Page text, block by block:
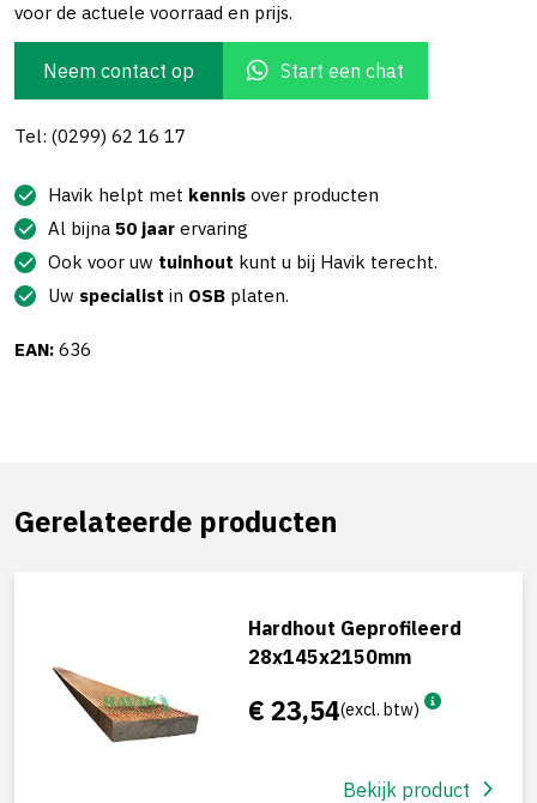
voor de actuele voorraad en prijs.
Neem contact op Start een chat
Tel: (0299) 62 16 17
Havik helpt met kennis over producten
Al bijna 50 jaar ervaring
Ook voor uw tuinhout kunt u bij Havik terecht.
Uw specialist in OSB platen.
EAN: 636
Gerelateerde producten
Hardhout Geprofileerd
28x145x2150mm
€ 23,54(excl. btw)
Bekijk product